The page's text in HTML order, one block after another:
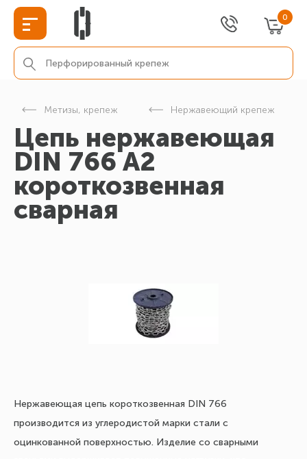
0
Метизы, крепеж Нержавеющий крепеж
Цепь нержавеющая
DIN 766 A2
короткозвенная
сварная
Нержавеющая цепь короткозвенная DIN 766
производится из углеродистой марки стали с
оцинкованной поверхностью. Изделие со сварными